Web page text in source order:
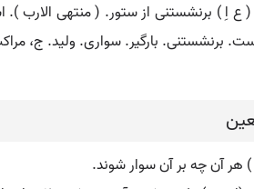
) برنشستنی از ستور. ( منتهی الارب ).
برنشستنی. بارگیر. سواری. ولید. ج،
آن چه بر آن سوار شوند.